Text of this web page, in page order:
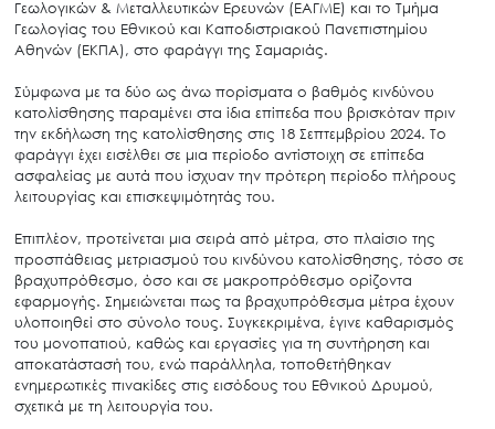
Γεωλογικών & Μεταλλευτικών Ερευνών (ΕΑΓΜΕ) και το Τμήμα
Γεωλογίας του Εθνικού και Καποδιστριακού Πανεπιστημίου
Αθηνών (ΕΚΠΑ), στο φαράγγι της Σαμαριάς.
Σύμφωνα με τα δύο ως άνω πορίσματα ο βαθμός κινδύνου
κατολίσθησης παραμένει στα ίδια επίπεδα που βρισκόταν πριν
την εκδήλωση της κατολίσθησης στις 18 Σεπτεμβρίου 2024. Το
φαράγγι έχει εισέλθει σε μια περίοδο αντίστοιχη σε επίπεδα
ασφαλείας με αυτά που ίσχυαν την πρότερη περίοδο πλήρους
λειτουργίας και επισκεψιμότητάς του.
Επιπλέον, προτείνεται μια σειρά από μέτρα, στο πλαίσιο της
προσπάθειας μετριασμού του κινδύνου κατολίσθησης, τόσο σε
βραχυπρόθεσμο, όσο και σε μακροπρόθεσμο ορίζοντα
εφαρμογής. Σημειώνεται πως τα βραχυπρόθεσμα μέτρα έχουν
υλοποιηθεί στο σύνολο τους. Συγκεκριμένα, έγινε καθαρισμός
του μονοπατιού, καθώς και εργασίες για τη συντήρηση και
αποκατάστασή του, ενώ παράλληλα, τοποθετήθηκαν
ενημερωτικές πινακίδες στις εισόδους του Εθνικού Δρυμού,
σχετικά με τη λειτουργία του.